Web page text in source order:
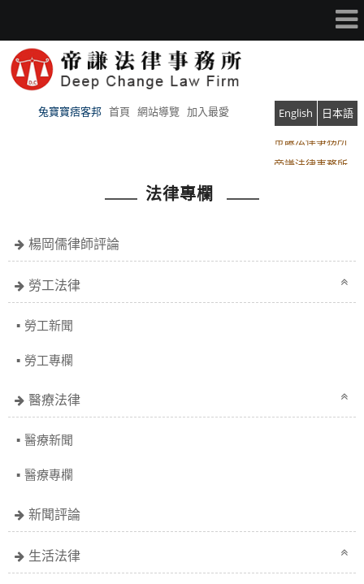
兔寶寶痞客邦 首頁 網站導覽 加入最愛 English
日本語
帝謙法律事務所
法律專欄
楊岡儒律師評論
勞工法律
勞工新聞
勞工專欄
醫療法律
醫療新聞
醫療專欄
新聞評論
生活法律